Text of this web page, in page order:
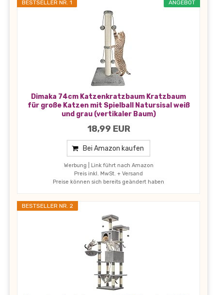
ANGEBOT
BESTSELLER NR. 1
Dimaka 74cm Katzenkratzbaum Kratzbaum
für große Katzen mit Spielball Natursisal weiß
und grau (vertikaler Baum)
18,99 EUR
Bei Amazon kaufen
Werbung | Link führt nach Amazon
Preis inkl. MwSt. + Versand
Preise können sich bereits geändert haben
BESTSELLER NR. 2